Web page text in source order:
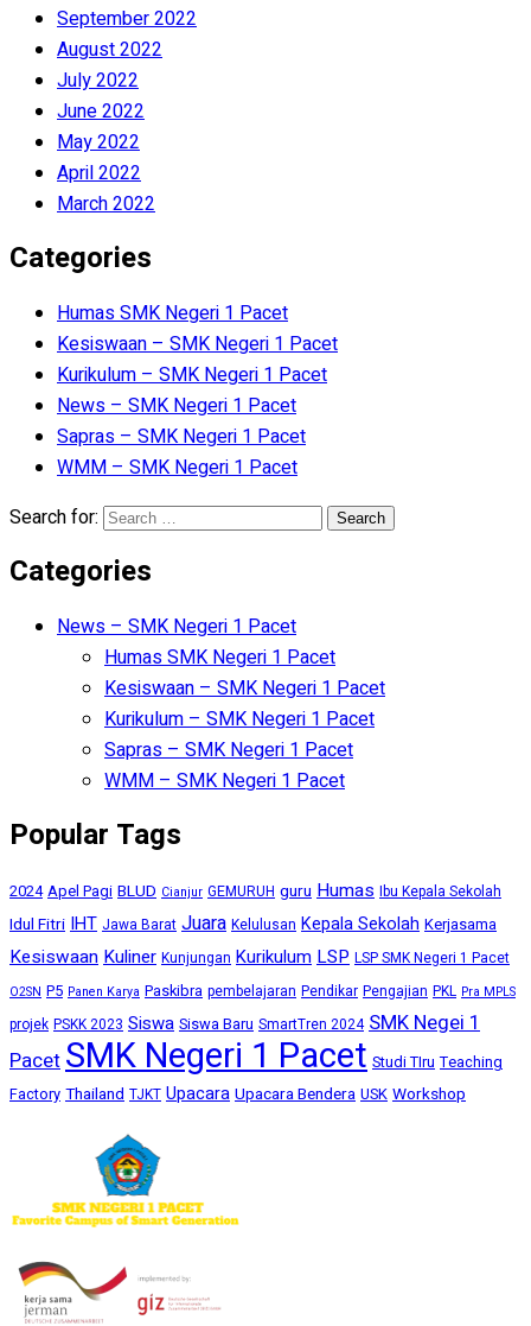
September 2022
August 2022
July 2022
June 2022
May 2022
April 2022
March 2022
Categories
Humas SMK Negeri 1 Pacet
Kesiswaan – SMK Negeri 1 Pacet
Kurikulum – SMK Negeri 1 Pacet
News – SMK Negeri 1 Pacet
Sapras – SMK Negeri 1 Pacet
WMM – SMK Negeri 1 Pacet
Search for:
Categories
News – SMK Negeri 1 Pacet
Humas SMK Negeri 1 Pacet
Kesiswaan – SMK Negeri 1 Pacet
Kurikulum – SMK Negeri 1 Pacet
Sapras – SMK Negeri 1 Pacet
WMM – SMK Negeri 1 Pacet
Popular Tags
2024 Apel Pagi BLUD Cianjur GEMURUH guru Humas Ibu Kepala Sekolah
Idul Fitri IHT Jawa Barat Juara Kelulusan Kepala Sekolah Kerjasama
Kesiswaan Kuliner Kunjungan Kurikulum LSP LSP SMK Negeri 1 Pacet
O2SN P5 Panen Karya Paskibra pembelajaran Pendikar Pengajian PKL Pra MPLS
projek PSKK 2023 Siswa Siswa Baru SmartTren 2024 SMK Negei 1
PacetSMK Negeri 1 Pacet Studi TIru Teaching
Factory Thailand TJKT Upacara Upacara Bendera USK Workshop